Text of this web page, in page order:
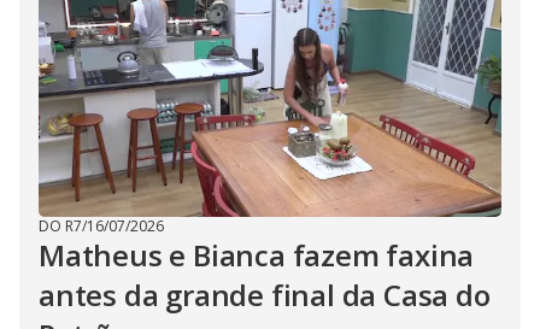
DO R7/16/07/2026
Matheus e Bianca fazem faxina
antes da grande final da Casa do